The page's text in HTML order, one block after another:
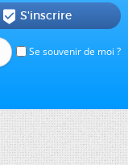
Se souvenir de moi ?
 S'inscrire